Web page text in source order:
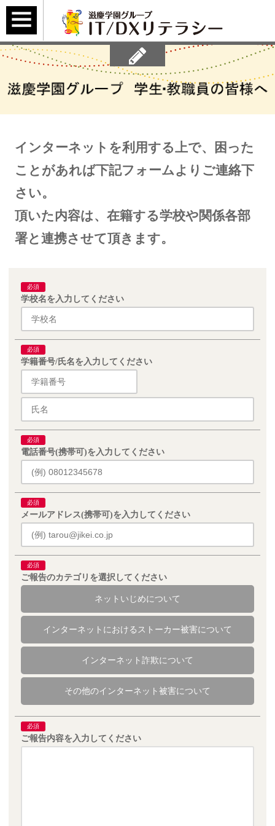
インターネットを利用する上で、困った
ことがあれば下記フォームよりご連絡下
さい。
頂いた内容は、在籍する学校や関係各部
署と連携させて頂きます。
必須
学校名を入力してください
必須
学籍番号/氏名を入力してください
必須
電話番号(携帯可)を入力してください
必須
メールアドレス(携帯可)を入力してください
必須
ご報告のカテゴリを選択してください
ネットいじめについて
インターネットにおける ストーカー被害について
インターネット詐欺について
その他のインターネット被害について
必須
ご報告内容を入力してください